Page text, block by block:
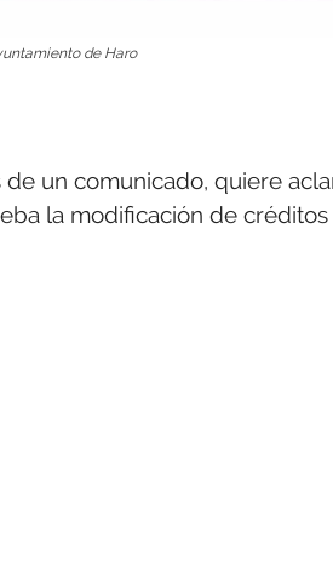
de Haro
un comunicado, quiere
la modificación de